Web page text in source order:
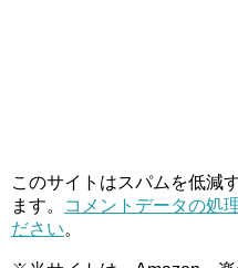
このサイトはスパムを低減
ます。
コメントデータの処
ださい。